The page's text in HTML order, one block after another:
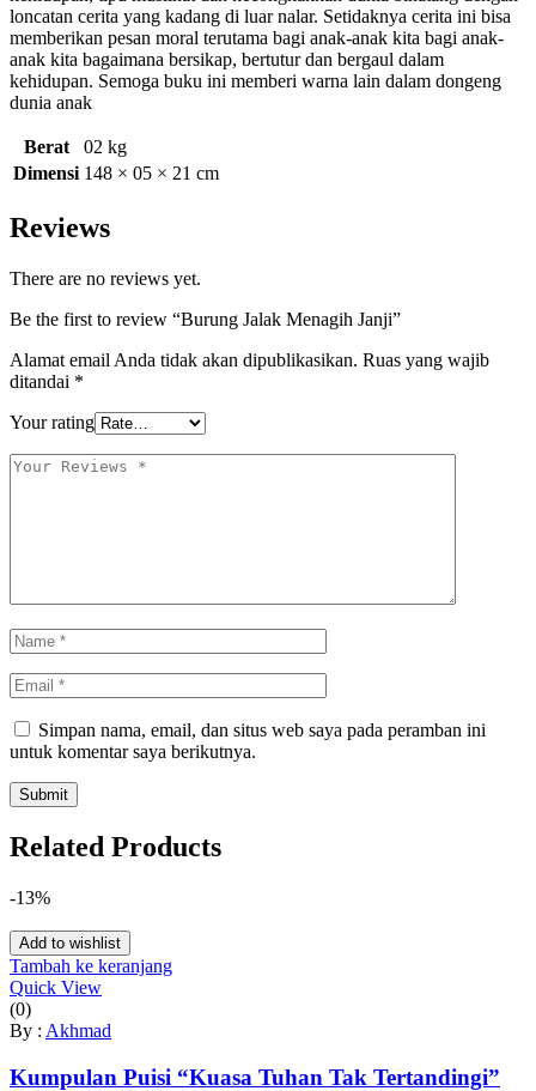
loncatan cerita yang kadang di luar nalar. Setidaknya cerita ini bisa
memberikan pesan moral terutama bagi anak-anak kita bagi anak-
anak kita bagaimana bersikap, bertutur dan bergaul dalam
kehidupan. Semoga buku ini memberi warna lain dalam dongeng
dunia anak
Berat
02 kg
Dimensi 148 × 05 × 21 cm
Reviews
There are no reviews yet.
Be the first to review “Burung Jalak Menagih Janji”
Alamat email Anda tidak akan dipublikasikan. Ruas yang wajib
ditandai *
Your rating
Simpan nama, email, dan situs web saya pada peramban ini
untuk komentar saya berikutnya.
Related Products
-13%
Add to wishlist
Tambah ke keranjang
Quick View
(0)
By : Akhmad
Kumpulan Puisi “Kuasa Tuhan Tak Tertandingi”